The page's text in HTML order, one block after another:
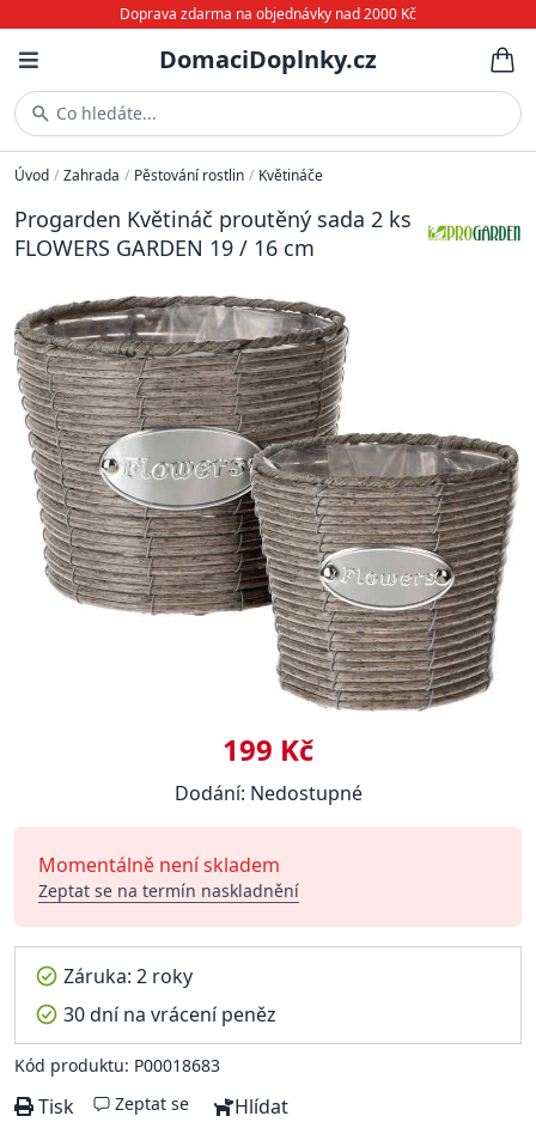
Doprava zdarma na objednávky nad 2000 Kč
DomaciDoplnky.cz
Co hledáte...
Úvod / Zahrada / Pěstování rostlin / Květináče
Progarden Květináč proutěný sada 2 ks
FLOWERS GARDEN 19 / 16 cm
199 Kč
Dodání: Nedostupné
Momentálně není skladem
Zeptat se na termín naskladnění
Záruka: 2 roky
30 dní na vrácení peněz
Kód produktu: P00018683
Tisk Zeptat se Hlídat